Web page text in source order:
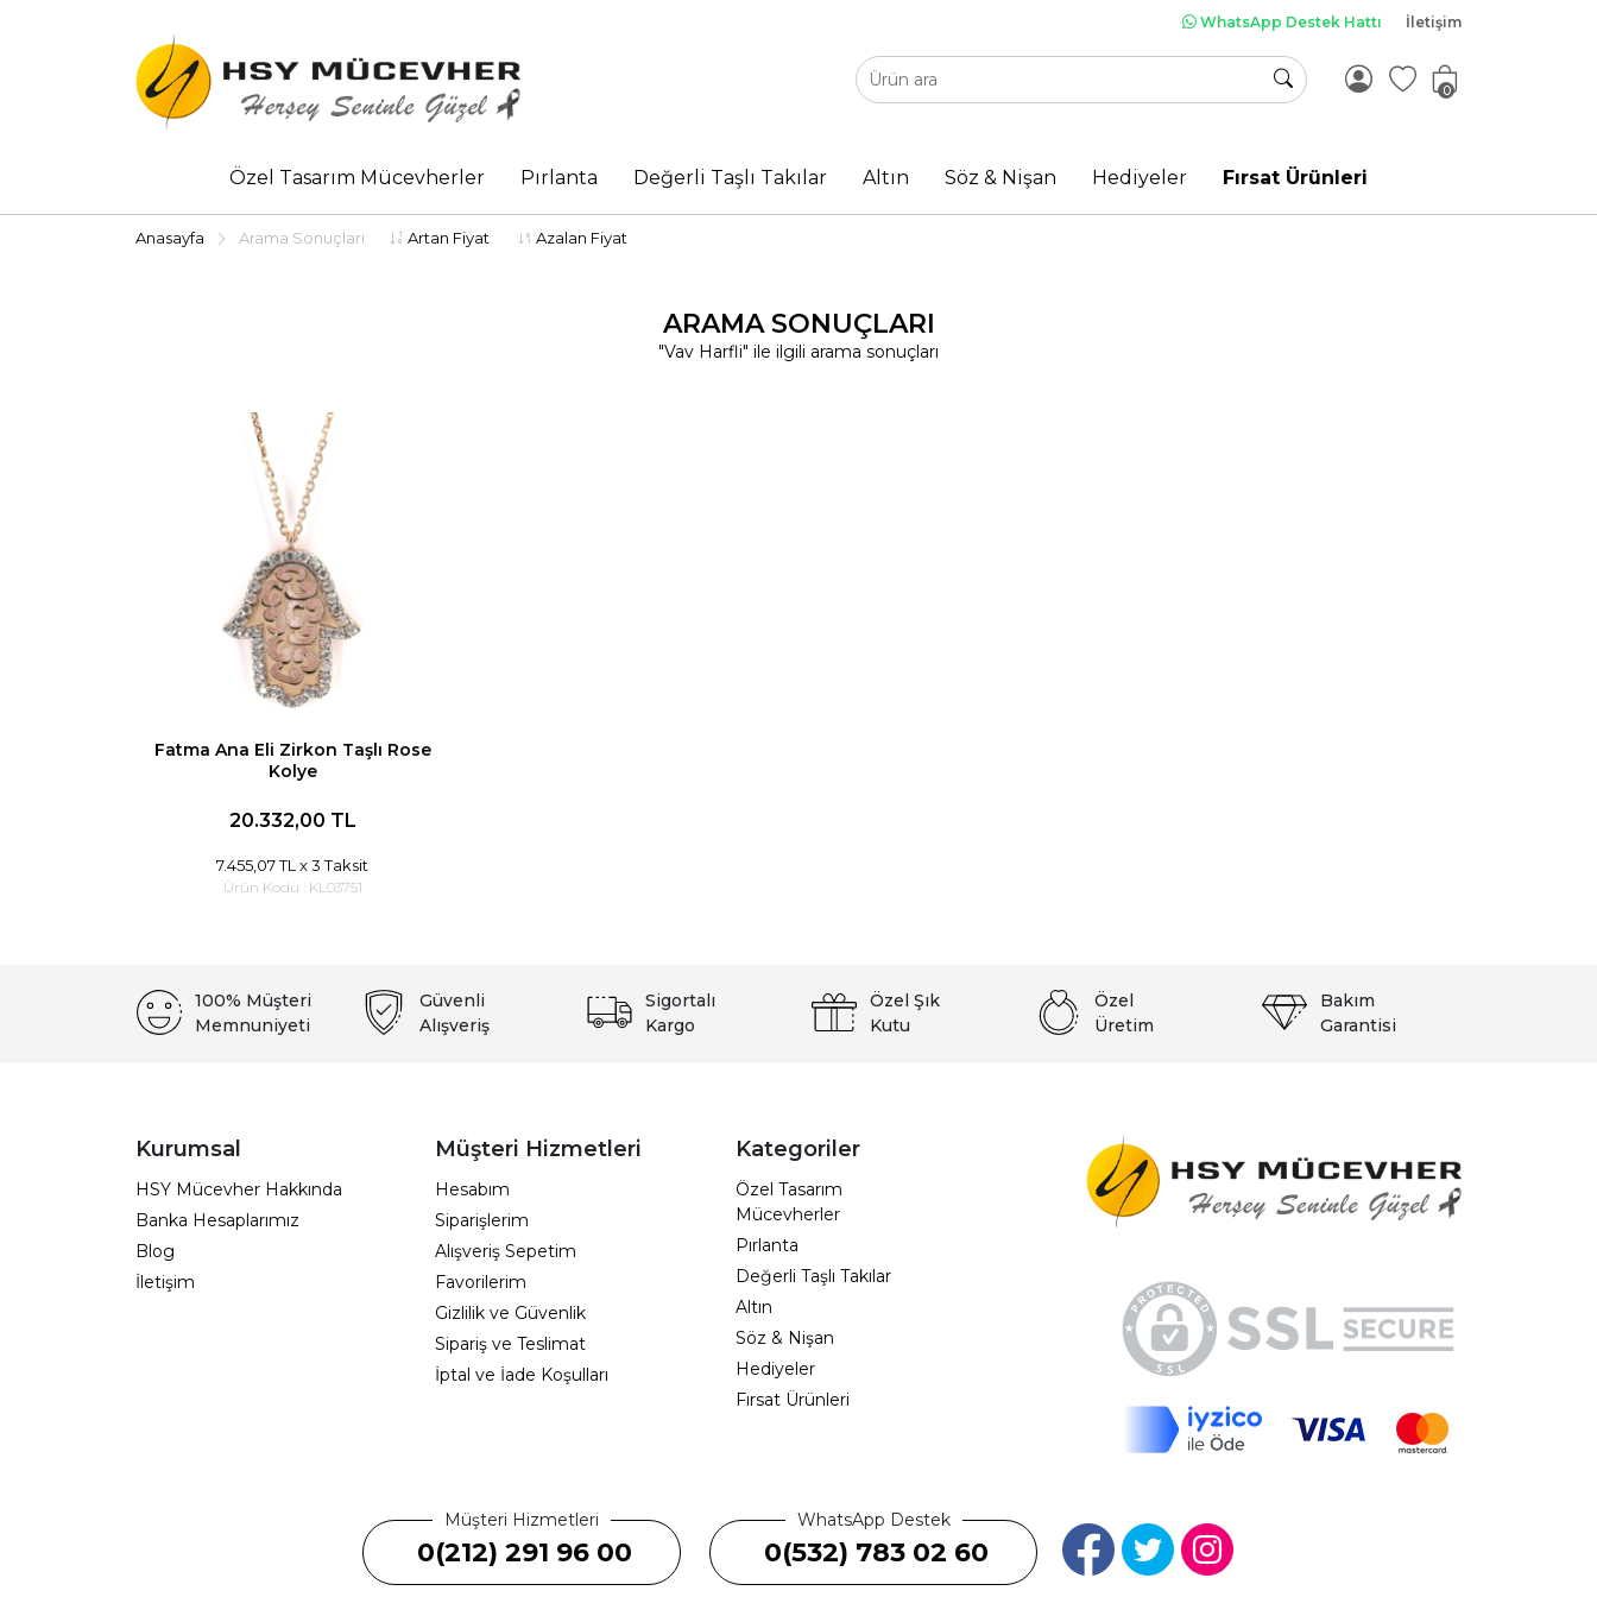
WhatsApp Destek Hattı İletişim
0
Özel Tasarım Mücevherler Pırlanta Değerli Taşlı Takılar Altın Söz & Nişan Hediyeler Fırsat Ürünleri
Anasayfa Arama Sonuçları Artan Fiyat Azalan Fiyat
ARAMA SONUÇLARI
"Vav Harfli" ile ilgili arama sonuçları
Fatma Ana Eli Zirkon Taşlı Rose
Kolye
20.332,00 TL
7.455,07 TL x 3 Taksit
Ürün Kodu : KL03751
100% Müşteri
Memnuniyeti
Güvenli
Alışveriş
Sigortalı
Kargo
Özel Şık
Kutu
Özel
Üretim
Bakım
Garantisi
Kurumsal
HSY Mücevher Hakkında
Banka Hesaplarımız
Blog
İletişim
Müşteri Hizmetleri
Hesabım
Siparişlerim
Alışveriş Sepetim
Favorilerim
Gizlilik ve Güvenlik
Sipariş ve Teslimat
İptal ve İade Koşulları
Kategoriler
Özel Tasarım
Mücevherler
Pırlanta
Değerli Taşlı Takılar
Altın
Söz & Nişan
Hediyeler
Fırsat Ürünleri
Müşteri Hizmetleri
0(212) 291 96 00
WhatsApp Destek
0(532) 783 02 60